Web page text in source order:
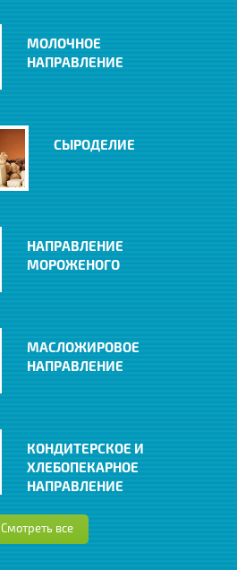
МОЛОЧНОЕ
НАПРАВЛЕНИЕ
СЫРОДЕЛИЕ
НАПРАВЛЕНИЕ
МОРОЖЕНОГО
МАСЛОЖИРОВОЕ
НАПРАВЛЕНИЕ
КОНДИТЕРСКОЕ И
ХЛЕБОПЕКАРНОЕ
НАПРАВЛЕНИЕ
Смотреть все